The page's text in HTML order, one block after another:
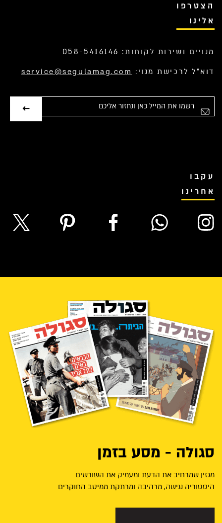
הצטרפו
אלינו
מנויים ושירות לקוחות: 058-5416146
דוא”ל לרכישת מנוי: service@segulamag.com
עקבו
אחרינו
סגולה - מסע בזמן
מגזין שמרחיב את הדעת ומעמיק את השורשים
היסטוריה נגישה, מרהיבה ומרתקת ממיטב החוקרים